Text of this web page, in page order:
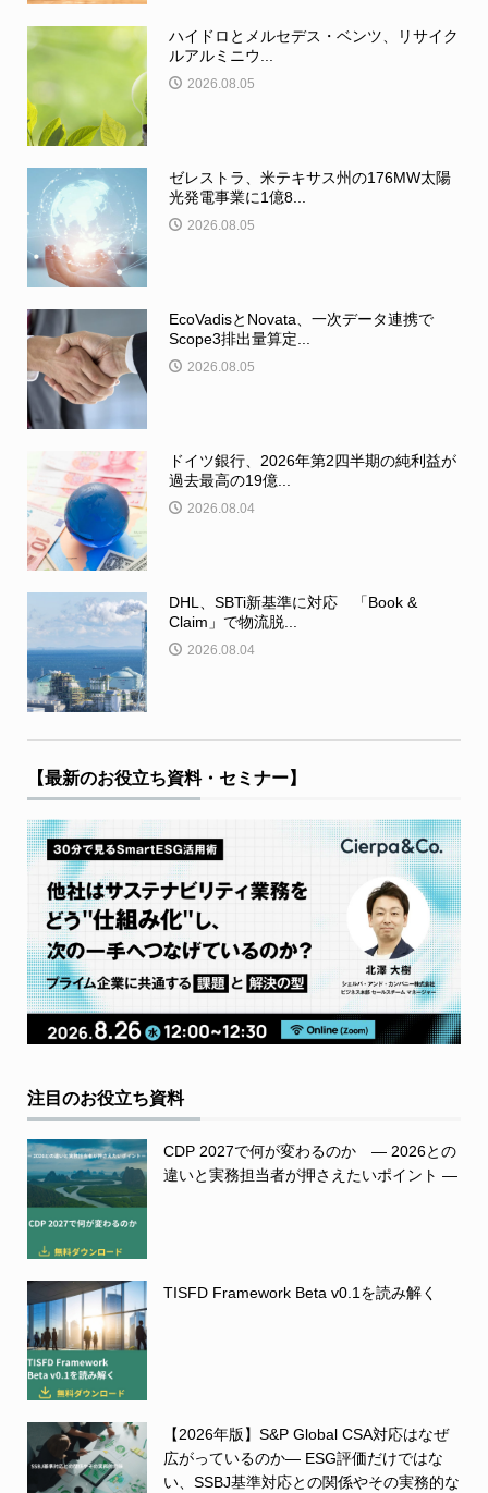
ハイドロとメルセデス・ベンツ、リサイク
ルアルミニウ...
2026.08.05
ゼレストラ、米テキサス州の176MW太陽
光発電事業に1億8...
2026.08.05
EcoVadisとNovata、一次データ連携で
Scope3排出量算定...
2026.08.05
ドイツ銀行、2026年第2四半期の純利益が
過去最高の19億...
2026.08.04
DHL、SBTi新基準に対応 「Book &
Claim」で物流脱...
2026.08.04
【最新のお役立ち資料・セミナー】
注目のお役立ち資料
CDP 2027で何が変わるのか ― 2026との
違いと実務担当者が押さえたいポイント ―
TISFD Framework Beta v0.1を読み解く
【2026年版】S&P Global CSA対応はなぜ
広がっているのか― ESG評価だけではな
い、SSBJ基準対応との関係やその実務的な